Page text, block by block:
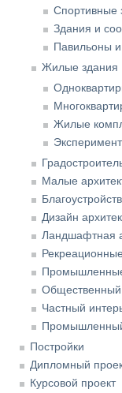
Спортивные
Здания и
Павильоны
Жилые здания
Жилые
Малые
Дизайн
Ландшафтная
Общественный
Частный
Постройки
Дипломный
Курсовой проект